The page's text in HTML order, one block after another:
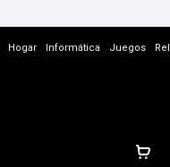
Hogar Informática Juegos